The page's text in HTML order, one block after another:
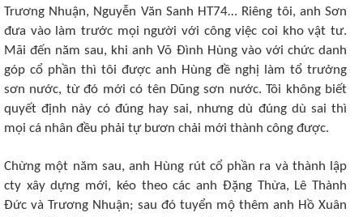
Trương Nhuận, Nguyễn Văn Sanh HT74… Riêng tôi, anh Sơn
đưa vào làm trước mọi người với công việc coi kho vật tư.
Mãi đến năm sau, khi anh Võ Đình Hùng vào với chức danh
góp cổ phần thì tôi được anh Hùng đề nghị làm tổ trưởng
sơn nước, từ đó mới có tên Dũng sơn nước. Tôi không biết
quyết định này có đúng hay sai, nhưng dù đúng dù sai thì
mọi cá nhân đều phải tự bươn chải mới thành công được.
Chừng một năm sau, anh Hùng rút cổ phần ra và thành lập
cty xây dựng mới, kéo theo các anh Đặng Thừa, Lê Thành
Đức và Trương Nhuận; sau đó tuyển mộ thêm anh Hồ Xuân